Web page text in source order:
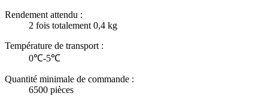
Rendement attendu :
2 fois totalement 0,4 kg
Température de transport :
0℃-5℃
Quantité minimale de commande :
6500 pièces